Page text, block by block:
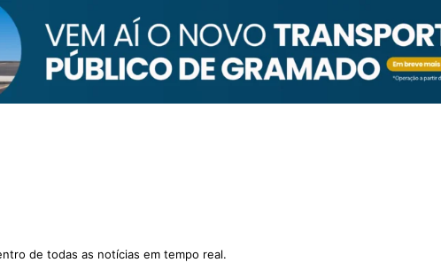
de todas as notícias em tempo real.